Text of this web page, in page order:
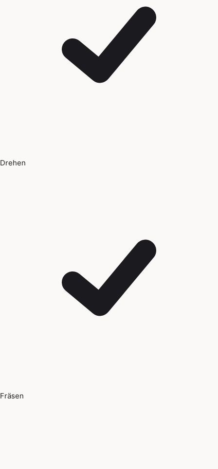
Drehen
Fräsen